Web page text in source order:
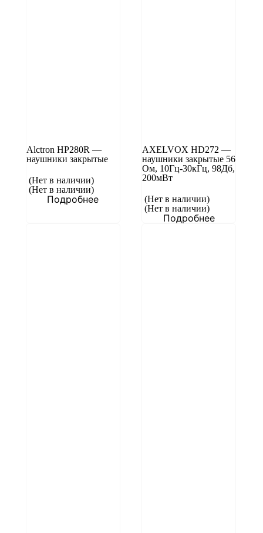
Alctron HP280R —
наушники закрытые
(Нет в наличии)
(Нет в наличии)
Подробнее
AXELVOX HD272 —
наушники закрытые 56
Ом, 10Гц-30кГц, 98Дб,
200мВт
(Нет в наличии)
(Нет в наличии)
Подробнее